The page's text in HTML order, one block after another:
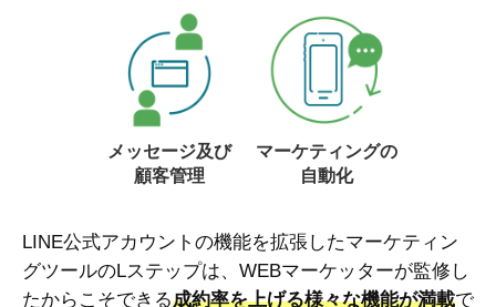
メッセージ及び
顧客管理
マーケティングの
自動化
LINE公式アカウントの機能を拡張したマーケティン
グツールのLステップは、WEBマーケッターが監修し
たからこそできる成約率を上げる様々な機能が満載で